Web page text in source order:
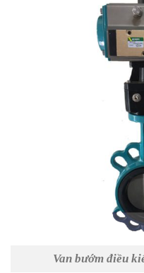
Van bướm điều